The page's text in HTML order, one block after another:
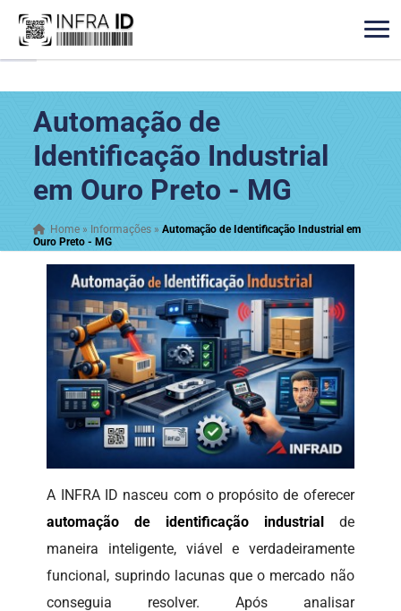
Automação de
Identificação Industrial
em Ouro Preto - MG
Home » Informações »Automação de Identificação Industrial em
Ouro Preto - MG
A INFRA ID nasceu com o propósito de oferecer
automação de identificação industrial
de
maneira inteligente, viável e verdadeiramente
funcional, suprindo lacunas que o mercado não
conseguia resolver. Após analisar